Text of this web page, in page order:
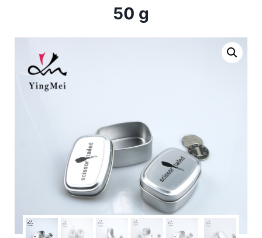
50 g